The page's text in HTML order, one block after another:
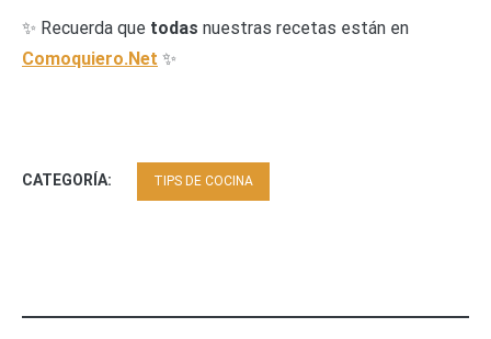
✨ Recuerda que todas nuestras recetas están en
Comoquiero.Net ✨
CATEGORÍA: TIPS DE COCINA